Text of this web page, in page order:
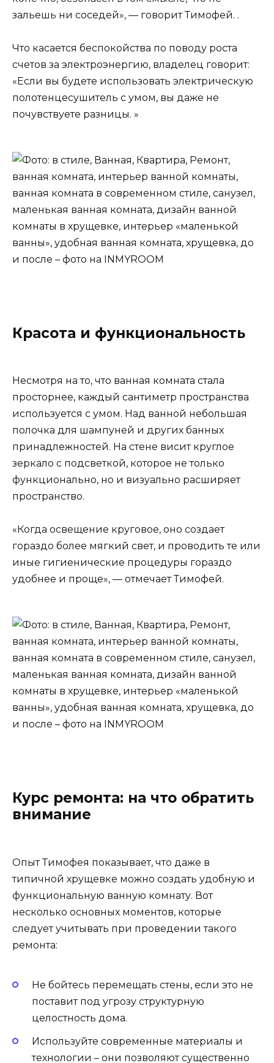
зальешь ни соседей», — говорит Тимофей. .
Что касается беспокойства по поводу роста
счетов за электроэнергию, владелец говорит:
«Если вы будете использовать электрическую
полотенцесушитель с умом, вы даже не
почувствуете разницы. »
Красота и функциональность
Несмотря на то, что ванная комната стала
просторнее, каждый сантиметр пространства
используется с умом. Над ванной небольшая
полочка для шампуней и других банных
принадлежностей. На стене висит круглое
зеркало с подсветкой, которое не только
функционально, но и визуально расширяет
пространство.
«Когда освещение круговое, оно создает
гораздо более мягкий свет, и проводить те или
иные гигиенические процедуры гораздо
удобнее и проще», — отмечает Тимофей.
Курс ремонта: на что обратить
внимание
Опыт Тимофея показывает, что даже в
типичной хрущевке можно создать удобную и
функциональную ванную комнату. Вот
несколько основных моментов, которые
следует учитывать при проведении такого
ремонта:
Не бойтесь перемещать стены, если это не
поставит под угрозу структурную
целостность дома.
Используйте современные материалы и
технологии – они позволяют существенно